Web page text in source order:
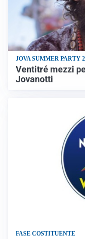
JOVA SUMMER PARTY
Ventitré mezzi
Jovanotti
FASE COSTITUENTE